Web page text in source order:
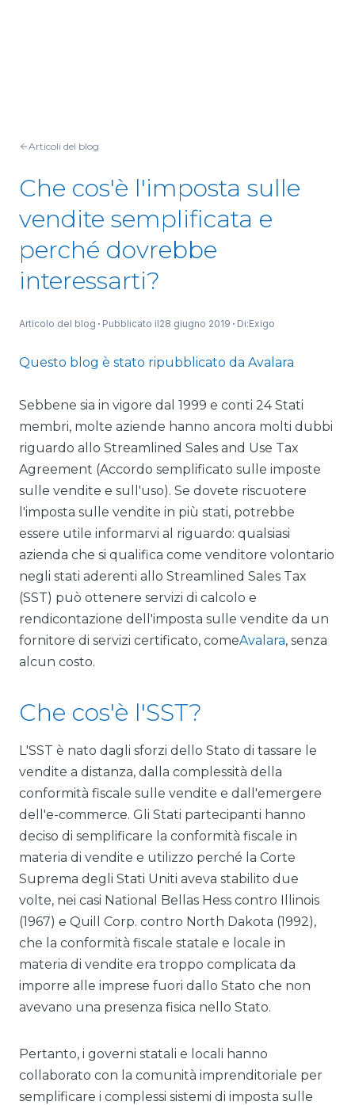
Articoli del blog
Che cos'è l'imposta sulle
vendite semplificata e
perché dovrebbe
interessarti?
Articolo del blog Pubblicato il28 giugno 2019 Di:Exigo
Questo blog è stato ripubblicato da Avalara
Sebbene sia in vigore dal 1999 e conti 24 Stati
membri, molte aziende hanno ancora molti dubbi
riguardo allo Streamlined Sales and Use Tax
Agreement (Accordo semplificato sulle imposte
sulle vendite e sull'uso). Se dovete riscuotere
l'imposta sulle vendite in più stati, potrebbe
essere utile informarvi al riguardo: qualsiasi
azienda che si qualifica come venditore volontario
negli stati aderenti allo Streamlined Sales Tax
(SST) può ottenere servizi di calcolo e
rendicontazione dell'imposta sulle vendite da un
fornitore di servizi certificato, comeAvalara, senza
alcun costo.
Che cos'è l'SST?
L'SST è nato dagli sforzi dello Stato di tassare le
vendite a distanza, dalla complessità della
conformità fiscale sulle vendite e dall'emergere
dell'e-commerce. Gli Stati partecipanti hanno
deciso di semplificare la conformità fiscale in
materia di vendite e utilizzo perché la Corte
Suprema degli Stati Uniti aveva stabilito due
volte, nei casi National Bellas Hess contro Illinois
(1967) e Quill Corp. contro North Dakota (1992),
che la conformità fiscale statale e locale in
materia di vendite era troppo complicata da
imporre alle imprese fuori dallo Stato che non
avevano una presenza fisica nello Stato.
Pertanto, i governi statali e locali hanno
collaborato con la comunità imprenditoriale per
semplificare i complessi sistemi di imposta sulle